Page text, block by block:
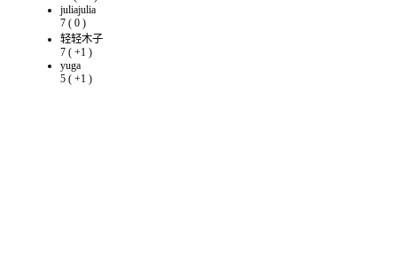
juliajulia
7 ( 0 )
轻轻木子
7 ( +1 )
yuga
5 ( +1 )